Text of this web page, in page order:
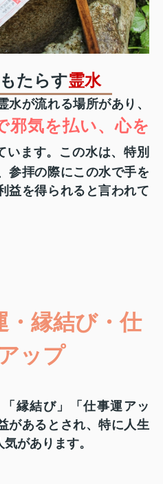
たらす霊水
水が流れる場所があり、
邪気を払い、心を
います。この水は、特別
参拝の際にこの水で手を
益を得られると言われて
・縁結び・仕
ップ
縁結び」「仕事運アッ
があるとされ、特に人生
があります。